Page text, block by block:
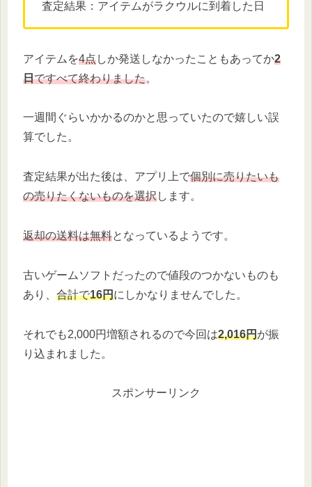
査定結果：アイテムがラクウルに到着した日
アイテムを4点しか発送しなかったこともあってか2
日ですべて終わりました。
一週間ぐらいかかるのかと思っていたので嬉しい誤
算でした。
査定結果が出た後は、アプリ上で個別に売りたいも
の売りたくないものを選択します。
返却の送料は無料となっているようです。
古いゲームソフトだったので値段のつかないものも
あり、 合計で16円にしかなりませんでした。
それでも2,000円増額されるので今回は2,016円が振
り込まれました。
スポンサーリンク